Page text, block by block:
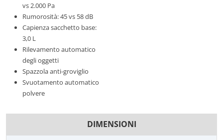
vs 2.000 Pa
Rumorosità: 45 vs 58 dB
Capienza sacchetto base:
3,0 L
Rilevamento automatico
degli oggetti
Spazzola anti-groviglio
Svuotamento automatico
polvere
DIMENSIONI